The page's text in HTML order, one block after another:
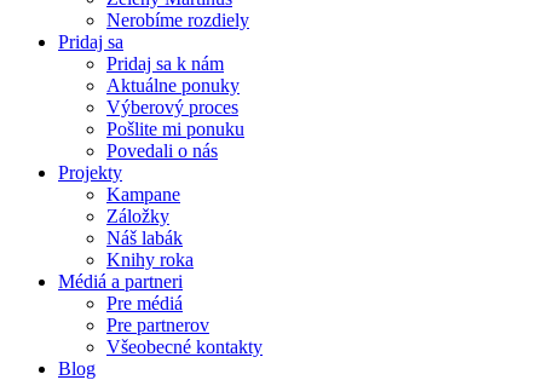
Nerobíme rozdiely
Pridaj sa
Pridaj sa k nám
Aktuálne ponuky
Výberový proces
Pošlite mi ponuku
Povedali o nás
Projekty
Kampane
Záložky
Náš labák
Knihy roka
Médiá a partneri
Pre médiá
Pre partnerov
Všeobecné kontakty
Blog